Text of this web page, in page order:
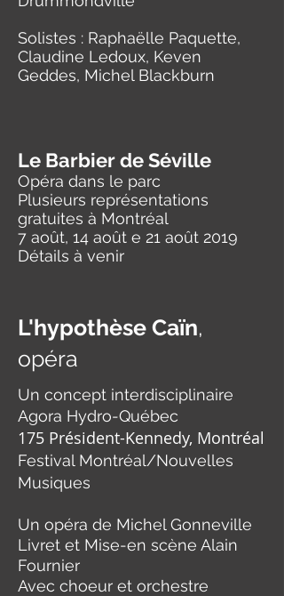
Solistes : Raphaëlle Paquette,
Claudine Ledoux, Keven
Geddes, Michel Blackburn
Le Barbier de Séville
Opéra dans le parc
Plusieurs représentations
gratuites à Montréal
7 août, 14 août e 21 août 2019
Détails à venir
L'hypothèse Caïn,
opéra
Un concept interdisciplinaire
Agora Hydro-Québec
175 Président-Kennedy, Montréal
Festival Montréal/Nouvelles
Musiques
Un opéra de Michel Gonneville
Livret et Mise-en scène Alain
Fournier
Avec choeur et orchestre